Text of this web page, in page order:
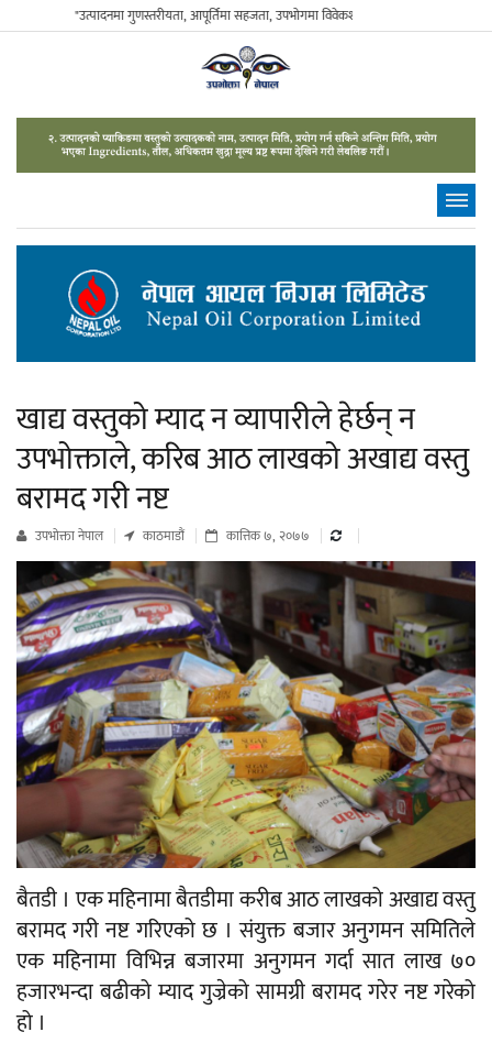
"उत्पादनमा गुणस्तरीयता, आपूर्तिमा सहजता, उपभोगमा विवेकशीलता" - The Sustainable
खाद्य वस्तुको म्याद न व्यापारीले हेर्छन् न
उपभोक्ताले, करिब आठ लाखको अखाद्य वस्तु
बरामद गरी नष्ट
उपभाेक्ता नेपाल काठमाडौं कात्तिक ७, २०७७
बैतडी । एक महिनामा बैतडीमा करीब आठ लाखको अखाद्य वस्तु
बरामद गरी नष्ट गरिएको छ । संयुक्त बजार अनुगमन समितिले
एक महिनामा विभिन्न बजारमा अनुगमन गर्दा सात लाख ७०
हजारभन्दा बढीको म्याद गुज्रेको सामग्री बरामद गरेर नष्ट गरेको
हो ।